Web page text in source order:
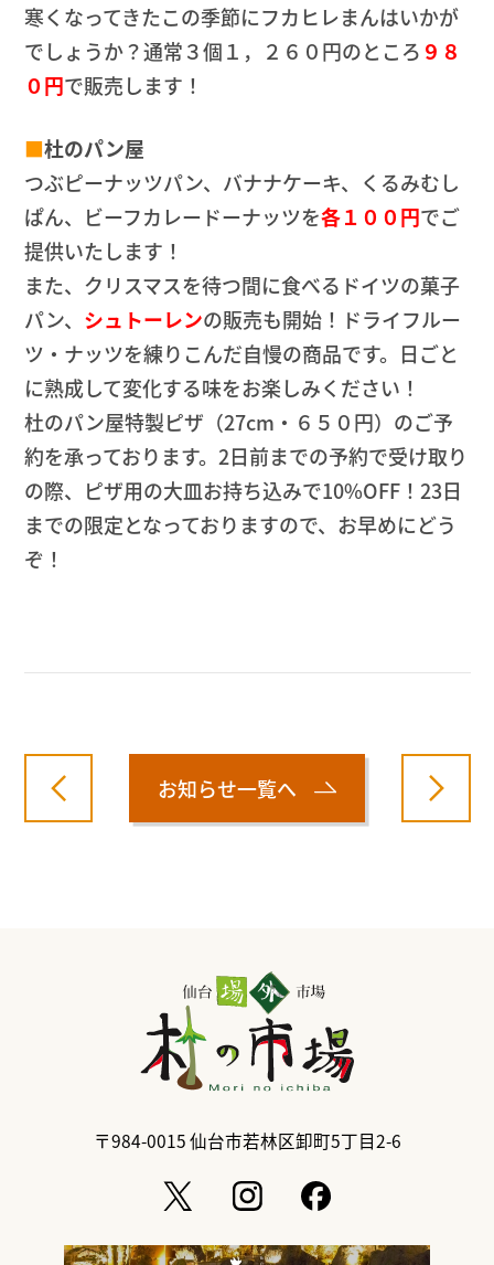
寒くなってきたこの季節にフカヒレまんはいかが
でしょうか？通常３個１，２６０円のところ ９８
０円で販売します！
■杜のパン屋
つぶピーナッツパン、バナナケーキ、くるみむし
ぱん、ビーフカレードーナッツを各１００円でご
提供いたします！
また、クリスマスを待つ間に食べるドイツの菓子
パン、 シュトーレンの販売も開始！ドライフルー
ツ・ナッツを練りこんだ自慢の商品です。日ごと
に熟成して変化する味をお楽しみください！
杜のパン屋特製ピザ（27cm・６５０円）のご予
約を承っております。2日前までの予約で受け取り
の際、ピザ用の大皿お持ち込みで10%OFF！23日
までの限定となっておりますので、お早めにどう
ぞ！
お知らせ一覧へ
〒984-0015仙台市若林区卸町5丁目2-6